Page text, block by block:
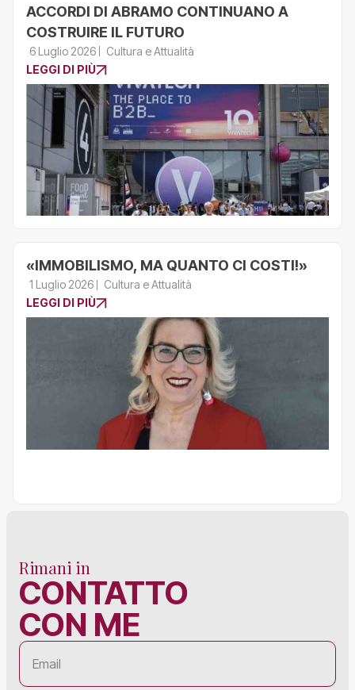
ACCORDI DI ABRAMO CONTINUANO A
COSTRUIRE IL FUTURO
6 Luglio 2026
Cultura e Attualità
LEGGI DI PIÙ
«IMMOBILISMO, MA QUANTO CI COSTI!»
1 Luglio 2026
Cultura e Attualità
LEGGI DI PIÙ
Rimani in
CONTATTO
CON ME